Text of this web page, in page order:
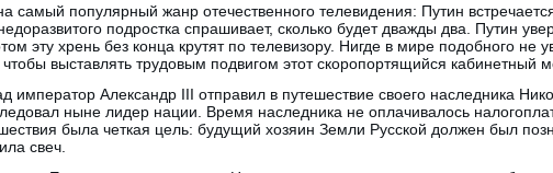
самый популярный жанр отечественного телевидения: Путин
подростка спрашивает, сколько будет дважды два. Путин
эту хрень без конца крутят по телевизору. Нигде в мире подобного не
выставлять трудовым подвигом этот скоропортящийся кабинетный
император Александр III отправил в путешествие своего наследника
ныне лидер нации. Время наследника не оплачивалось
была четкая цель: будущий хозяин Земли Русской должен был
свеч.